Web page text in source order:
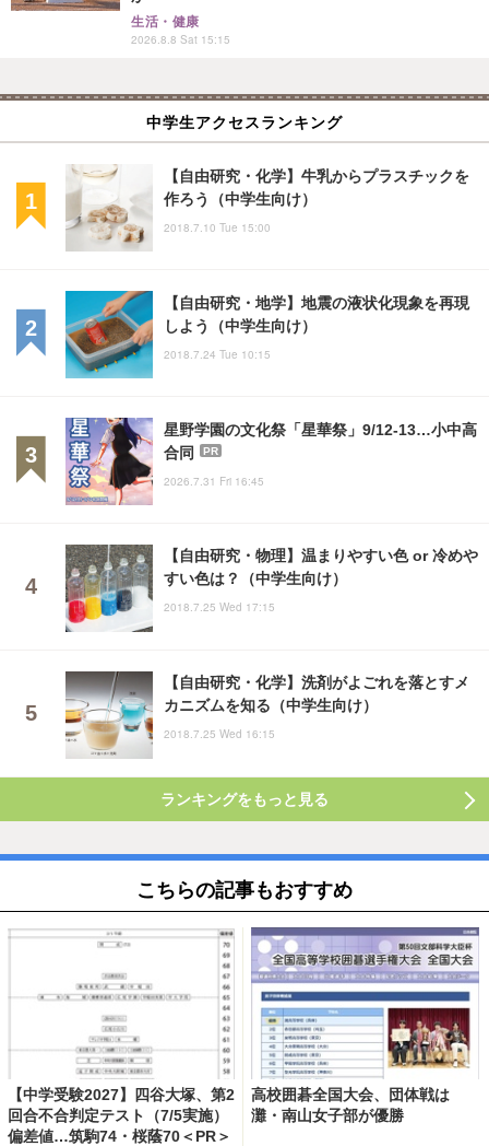
生活・健康
2026.8.8 Sat 15:15
中学生アクセスランキング
【自由研究・化学】牛乳からプラスチックを
作ろう（中学生向け）
2018.7.10 Tue 15:00
【自由研究・地学】地震の液状化現象を再現
しよう（中学生向け）
2018.7.24 Tue 10:15
星野学園の文化祭「星華祭」9/12-13…小中高
合同
PR
2026.7.31 Fri 16:45
【自由研究・物理】温まりやすい色 or 冷めや
すい色は？（中学生向け）
2018.7.25 Wed 17:15
【自由研究・化学】洗剤がよごれを落とすメ
カニズムを知る（中学生向け）
2018.7.25 Wed 16:15
ランキングをもっと見る
こちらの記事もおすすめ
【中学受験2027】四谷大塚、第2
回合不合判定テスト（7/5実施）
偏差値…筑駒74・桜蔭70＜PR＞
高校囲碁全国大会、団体戦は
灘・南山女子部が優勝